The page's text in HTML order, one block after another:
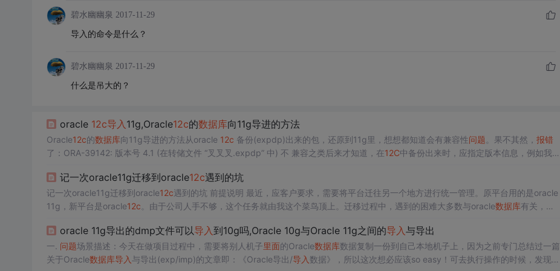
碧水幽幽泉 2017-11-29
导入的命令是什么？
碧水幽幽泉 2017-11-29
什么是吊大的？
oracle 12c导入 11g,Oracle12c的数据库向11g导进的方法
Oracle12c的数据库向11g导进的方法从oracle 12c 备份(expdp)出来的包，还原到11g里，想想都知道会有兼容性问题 。果不其然， 报错
了：ORA-39142: 版本号 4.1 (在转储文件 “叉叉叉.expdp” 中) 不 兼容之类后来才知道，在12C中备份出来时，应指定版本信息，例如我要
记一次oracle11g迁移到oracle12c遇到的坑
记一次oracle11g迁移到oracle12c遇到的坑 前提说明 最近，应客户要求，需要将平台迁往另一个地方进行统一管理。原平台用的是oracle
11g，新平台是oracle12c 。由于公司人手不够，这个任务就由我这个菜鸟顶上。迁移过程中，遇到的困难大多数与oracle数据库有关，这
天后就关闭访问了。我接到通知后高兴的跟领导打了个招呼跑路了(因为可以快乐的摸鱼了)，前往客户机房导数据
oracle 11g导出的dmp文件可以导入 到10g吗,Oracle 10g与Oracle 11g之间的导入 与导出
一. 问题场景描述：今天在做项目过程中，需要将别人机子里面的Oracle数据库数据复制一份到自己本地机子上，因为之前专门总结过一篇
关于Oracle数据库导入与导出(exp/imp)的文章即：《Oracle导出/导入 数据》，所以这次想必应该so easy！可去执行操作的时候，发现不